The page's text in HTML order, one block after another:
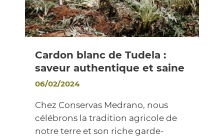
Cardon blanc de Tudela :
saveur authentique et saine
06/02/2024
Chez Conservas Medrano, nous
célébrons la tradition agricole de
notre terre et son riche garde-